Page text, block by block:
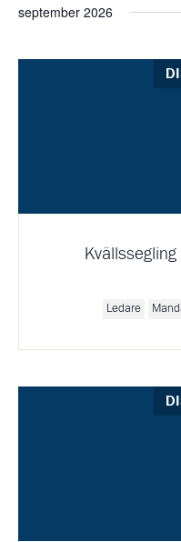
september 2026
Ledare